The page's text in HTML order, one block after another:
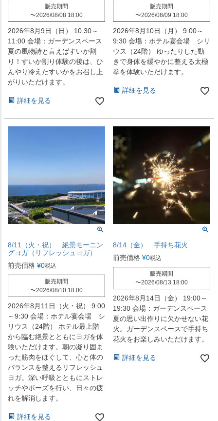
販売期間
〜2026/08/08 18:00
2026年8月9日（日） 10:30～
11:00 会場：ガーデンスペース
夏の風物詩と言えばすいか割
り！すいか割り体験の後は、ひ
んやり冷えたすいかをお召し上
がりいただけます。
詳細を見る
販売期間
〜2026/08/09 18:00
2026年8月10日（月） 9:00～
9:30 会場：ホテル宴会場 シリ
ウス（24階） ゆったりした動
きで身体を緩やかに整える太極
拳を体験いただけます。
詳細を見る
8/11（火・祝） 絶景モーニン
グヨガ（リフレッシュヨガ）
前売価格 ¥0税込
販売期間
〜2026/08/10 18:00
2026年8月11日（火・祝） 9:00
～9:30 会場：ホテル宴会場 シ
リウス（24階） ホテル最上階
から臨む絶景とともにヨガを体
験いただけます。朝の凝り固ま
った筋肉をほぐして、心と体の
バランスを整えるリフレッシュ
ヨガ。深い呼吸とともにストレ
ッチやポーズを行い、日々の疲
れを解消します。
詳細を見る
8/14（金） 手持ち花火
前売価格 ¥0税込
販売期間
〜2026/08/13 18:00
2026年8月14日（金） 19:00～
19:30 会場：ガーデンスペース
夏の思い出作りに欠かせない花
火。ガーデンスペースで手持ち
花火をお楽しみいただけます。
詳細を見る